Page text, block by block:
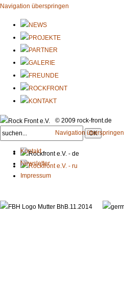
Navigation überspringen
© 2009 rock-front.de
Navigation überspringen
Kontakt
Newsletter
Impressum